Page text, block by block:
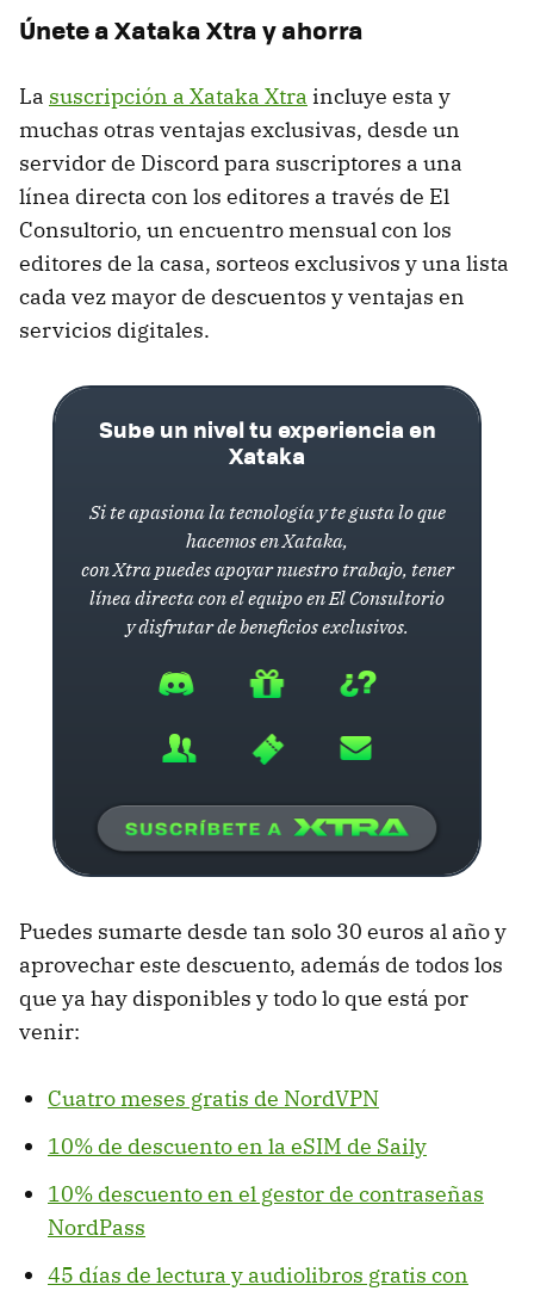
Únete a Xataka Xtra y ahorra
La suscripción a Xataka Xtra incluye esta y
muchas otras ventajas exclusivas, desde un
servidor de Discord para suscriptores a una
línea directa con los editores a través de El
Consultorio, un encuentro mensual con los
editores de la casa, sorteos exclusivos y una lista
cada vez mayor de descuentos y ventajas en
servicios digitales.
Sube un nivel tu experiencia en
Xataka
Si te apasiona la tecnología y te gusta lo que
hacemos en Xataka,
con Xtra puedes apoyar nuestro trabajo, tener
línea directa con el equipo en El Consultorio
y disfrutar de beneficios exclusivos.
Puedes sumarte desde tan solo 30 euros al año y
aprovechar este descuento, además de todos los
que ya hay disponibles y todo lo que está por
venir:
Cuatro meses gratis de NordVPN
10% de descuento en la eSIM de Saily
10% descuento en el gestor de contraseñas
NordPass
45 días de lectura y audiolibros gratis con